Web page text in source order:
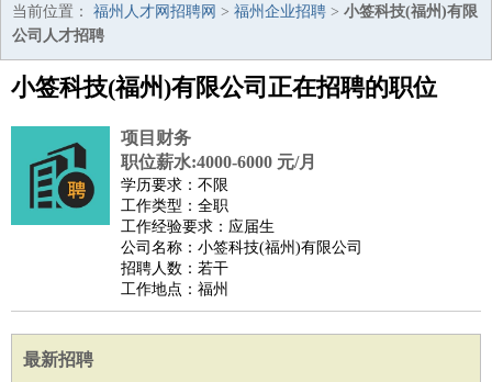
当前位置： 福州人才网招聘网 > 福州企业招聘 > 小签科技(福州)有限
公司人才招聘
小签科技(福州)有限公司正在招聘的职位
项目财务
职位薪水:4000-6000 元/月
学历要求：不限
工作类型：全职
工作经验要求：应届生
公司名称：小签科技(福州)有限公司
招聘人数：若干
工作地点：福州
最新招聘